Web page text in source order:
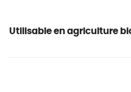
Utilisable en agriculture